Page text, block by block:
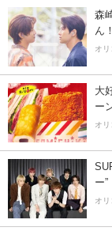
森
ん！
オ
大
ー
オ
ー”
オ